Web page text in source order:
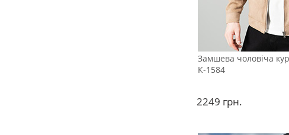
Замшева чоловіча
К-1584
2249 грн.